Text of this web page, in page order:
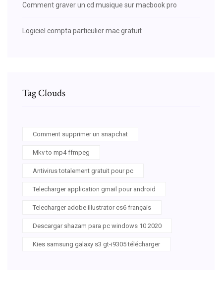
Comment graver un cd musique sur macbook pro
Logiciel compta particulier mac gratuit
Tag Clouds
Comment supprimer un snapchat
Mkv to mp4 ffmpeg
Antivirus totalement gratuit pour pc
Telecharger application gmail pour android
Telecharger adobe illustrator cs6 français
Descargar shazam para pc windows 10 2020
Kies samsung galaxy s3 gt-i9305 télécharger